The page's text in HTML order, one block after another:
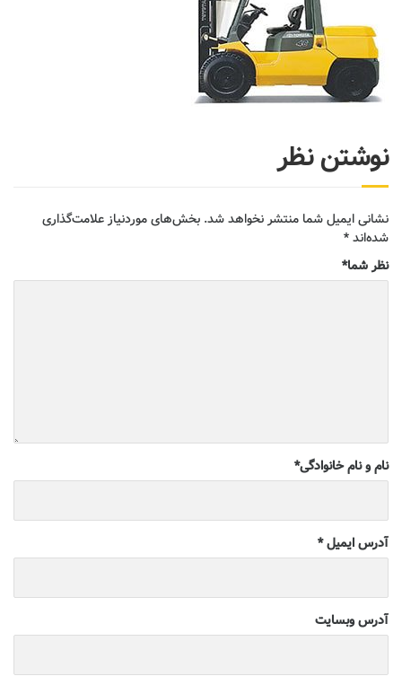
نوشتن نظر
نشانی ایمیل شما منتشر نخواهد شد. بخش‌های موردنیاز علامت‌گذاری
شده‌اند*
نظر شما*
نام و نام خانوادگی*
آدرس ایمیل*
آدرس وبسایت